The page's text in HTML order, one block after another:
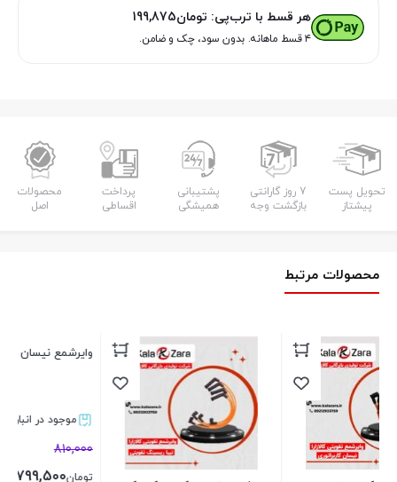
هر قسط با ترب‌پی: تومان199,875
۴ قسط ماهانه. بدون سود، چک و ضامن.
تحویل پست
پیشتاز
7 روز گارانتی
بازگشت وجه
پشتیبانی
همیشگی
پرداخت
اقساطی
محصولات
اصل
محصولات مرتبط
وایرشمع نیسان کاربراتور کالازارا
موجود در انبار
810,000
تومان 799,500